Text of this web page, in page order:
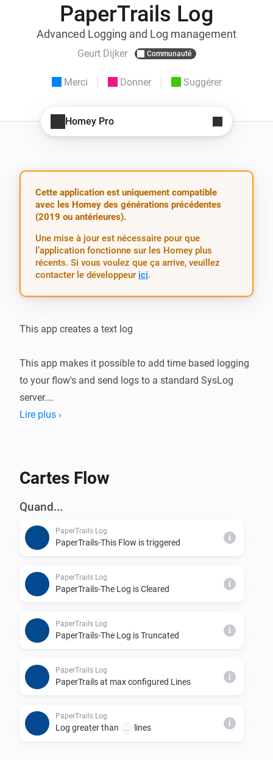
PaperTrails Log
Advanced Logging and Log management
Geurt Dijker Communauté
Merci Donner Suggérer
Homey Pro
Cette application est uniquement compatible
avec les Homey des générations précédentes
(2019 ou antérieures).
Une mise à jour est nécessaire pour que
l’application fonctionne sur les Homey plus
récents. Si vous voulez que ça arrive, veuillez
contacter le développeur ici.
This app creates a text log
This app makes it possible to add time based logging
to your flow's and send logs to a standard SysLog
server.
_// Trigger Logging to PaperTrails from HomeyScript_
'nu.dijker.papertrails' } );_
_HomeyScript.apiPost('log', { log:'Hello  World  of
Lire plus ›
Cartes Flow
Quand...
PaperTrails Log
PaperTrails-This Flow is triggered i
PaperTrails Log
PaperTrails-The Log is Cleared i
PaperTrails Log
PaperTrails-The Log is Truncated i
PaperTrails Log
PaperTrails at max configured Lines i
PaperTrails Log
Log greater than lines i